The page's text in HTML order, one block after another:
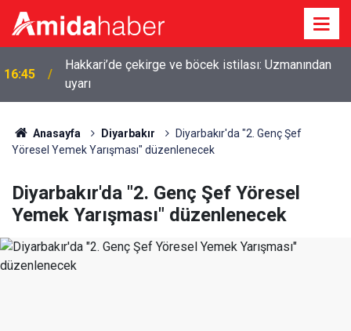
16:45
Hakkari’de çekirge ve böcek istilası: Uzmanından
uyarı
Anasayfa Diyarbakır
Diyarbakır'da "2. Genç Şef
Yöresel Yemek Yarışması" düzenlenecek
Diyarbakır'da "2. Genç Şef Yöresel
Yemek Yarışması" düzenlenecek